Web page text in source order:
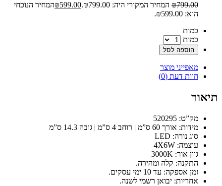
₪799.00 המחיר המקורי היה: ₪799.00. ₪599.00
המחיר הנוכחי
הוא: ₪599.00.
‫כמות‬
כמות
הוספה לסל
מאפייני מוצר
חוות דעת (0)
תיאור
מק”ט: 520295
מידות: אורך 60 ס”מ | רוחב 4 ס”מ | גובה 14.3 ס”מ
סוג נורה: LED
עוצמה: 4X6W
גוון אור: 3000K
התקנה: קלה ומהירה.
זמן אספקה: עד 10 ימי עסקים.
אחריות: יבואן רשמי לשנה.